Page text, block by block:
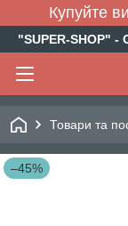
Купуйте
"SUPER-
Товари та
–45%